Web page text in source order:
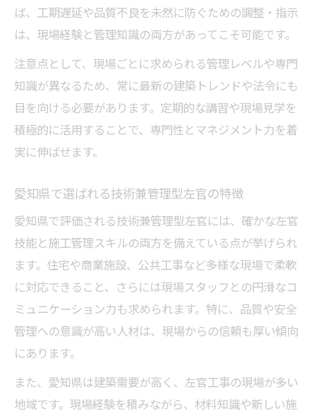
ば、工期遅延や品質不良を未然に防ぐための調整・指示
は、現場経験と管理知識の両方があってこそ可能です。
注意点として、現場ごとに求められる管理レベルや専門
知識が異なるため、常に最新の建築トレンドや法令にも
目を向ける必要があります。定期的な講習や現場見学を
積極的に活用することで、専門性とマネジメント力を着
実に伸ばせます。
愛知県で選ばれる技術兼管理型左官の特徴
愛知県で評価される技術兼管理型左官には、確かな左官
技能と施工管理スキルの両方を備えている点が挙げられ
ます。住宅や商業施設、公共工事など多様な現場で柔軟
に対応できること、さらには現場スタッフとの円滑なコ
ミュニケーション力も求められます。特に、品質や安全
管理への意識が高い人材は、現場からの信頼も厚い傾向
にあります。
また、愛知県は建築需要が高く、左官工事の現場が多い
地域です。現場経験を積みながら、材料知識や新しい施